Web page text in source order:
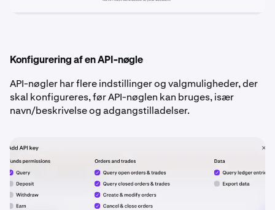
Konfigurering af en API-nøgle
API-nøgler har flere indstillinger og valgmuligheder, der
skal konfigureres, før API-nøglen kan bruges, især
navn/beskrivelse og adgangstilladelser.